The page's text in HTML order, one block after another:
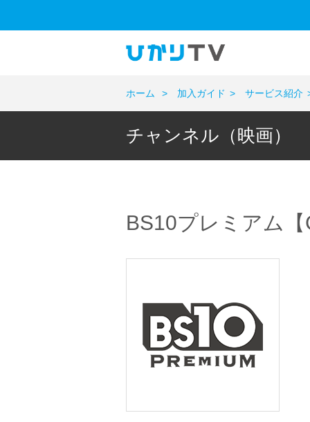
ホーム 加入ガイド サービス紹介
チャンネル（映画）
BS10プレミアム【